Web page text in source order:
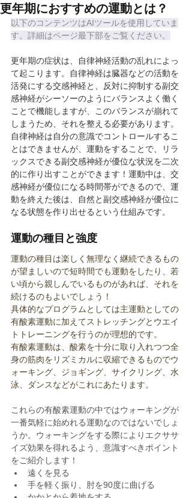
更年期におすすめの運動とは？
以下のコンテンツはAIツールを使用していま
す。詳細はページ最下部をご覧ください。
更年期の症状は、自律神経活動の乱れによっ
て起こります。自律神経は臓器などの活動を
活発にする交感神経と、反対に抑制する副交
感神経がシーソーのようにバランスよく働く
ことで機能しますが、このバランスが崩れて
しまうため、それを整える必要があります。
自律神経は自分の意識でコントロールするこ
とはできませんが、運動をすることで、リラ
ックスできる副交感神経が優位な状況を二次
的に作り出すことができます！運動中は、交
感神経が優位になる時間帯ができるので、運
動を終えた後は、自然と副交感神経が優位に
なる状態を作り出せるという仕組みです。
運動の種目と強度
運動の種目は楽しく無理なく継続できるもの
が望ましいので短時間でも運動をしたり、若
い頃から親しんでいるものがあれば、それを
続けるのもよいでしょう！
具体的なプログラムとしては主運動としての
有酸素運動に加えてストレッチングとウエイ
トトレーニングを行うのが理想的です。
有酸素運動は、酸素を十分に取り入れつつ全
身の筋肉をリズミカルに収縮できるものでウ
ォーキング、ジョギング、サイクリング、水
泳、ダンスなどがこれにあたります。
これらの有酸素運動の中ではウォーキングが
一番気軽に始めれる運動なのではないでしょ
うか。ウォーキングをする際によりエクササ
イズ効果を得れるよう、意識すべきポイント
をご紹介します！
遠くを見る
手を軽く振り、肘を90度に曲げる